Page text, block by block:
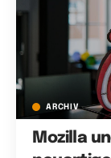
ARCHIV
Mozilla